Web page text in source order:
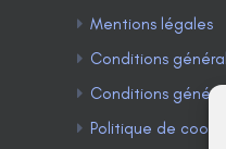
Mentions légales
Conditions
Conditions
Politique de